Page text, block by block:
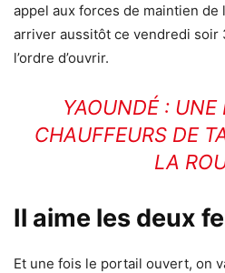
appel aux forces de maintien de
arriver aussitôt ce vendredi soir
l’ordre d’ouvrir.
YAOUNDÉ : UNE
CHAUFFEURS DE
LA
Il aime les deux
Et une fois le portail ouvert, on